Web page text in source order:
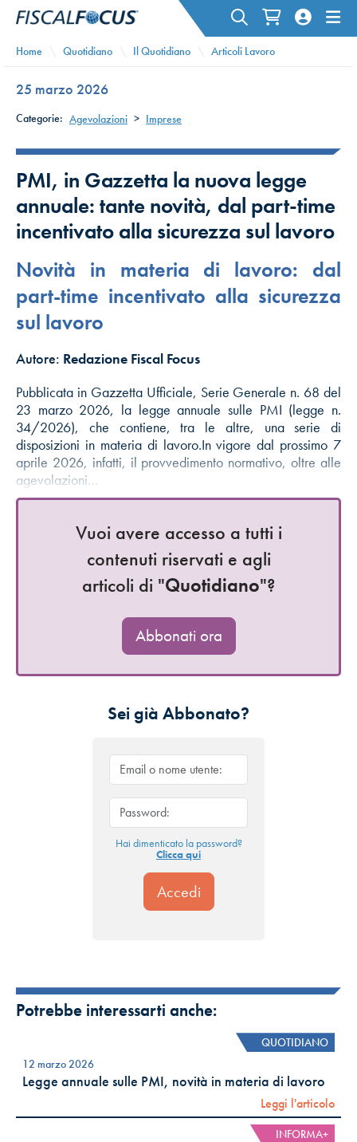
Home Quotidiano Il Quotidiano Articoli Lavoro
25 marzo 2026
Categorie: Agevolazioni > Imprese
PMI, in Gazzetta la nuova legge
annuale: tante novità, dal part-time
incentivato alla sicurezza sul lavoro
Novità in materia di lavoro: dal
part-time incentivato alla sicurezza
sul lavoro
Autore: Redazione Fiscal Focus
Pubblicata in Gazzetta Ufficiale, Serie Generale n. 68 del
23 marzo 2026, la legge annuale sulle PMI (legge n.
34/2026), che contiene, tra le altre, una serie di
disposizioni in materia di lavoro.In vigore dal prossimo 7
aprile 2026, infatti, il provvedimento normativo, oltre alle
agevolazioni…
Vuoi avere accesso a tutti i
contenuti riservati e agli
articoli di "Quotidiano"?
Abbonati ora
Sei già Abbonato?
Hai dimenticato la password?
Clicca qui
Potrebbe interessarti anche:
QUOTIDIANO
12 marzo 2026
Legge annuale sulle PMI, novità in materia di lavoro
Leggi l'articolo
INFORMA+